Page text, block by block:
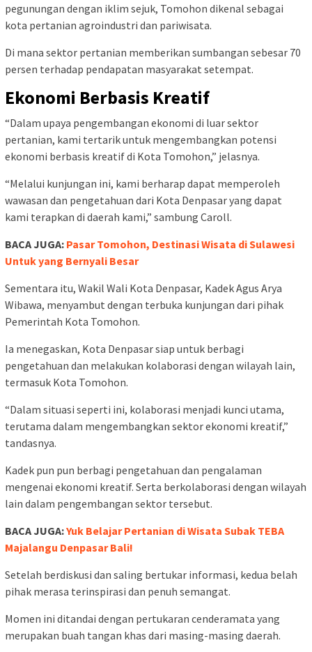
pegunungan dengan iklim sejuk, Tomohon dikenal sebagai
kota pertanian agroindustri dan pariwisata.
Di mana sektor pertanian memberikan sumbangan sebesar 70
persen terhadap pendapatan masyarakat setempat.
Ekonomi Berbasis Kreatif
“Dalam upaya pengembangan ekonomi di luar sektor
pertanian, kami tertarik untuk mengembangkan potensi
ekonomi berbasis kreatif di Kota Tomohon,” jelasnya.
“Melalui kunjungan ini, kami berharap dapat memperoleh
wawasan dan pengetahuan dari Kota Denpasar yang dapat
kami terapkan di daerah kami,” sambung Caroll.
BACA JUGA: Pasar Tomohon, Destinasi Wisata di Sulawesi
Untuk yang Bernyali Besar
Sementara itu, Wakil Wali Kota Denpasar, Kadek Agus Arya
Wibawa, menyambut dengan terbuka kunjungan dari pihak
Pemerintah Kota Tomohon.
Ia menegaskan, Kota Denpasar siap untuk berbagi
pengetahuan dan melakukan kolaborasi dengan wilayah lain,
termasuk Kota Tomohon.
“Dalam situasi seperti ini, kolaborasi menjadi kunci utama,
terutama dalam mengembangkan sektor ekonomi kreatif,”
tandasnya.
Kadek pun pun berbagi pengetahuan dan pengalaman
mengenai ekonomi kreatif. Serta berkolaborasi dengan wilayah
lain dalam pengembangan sektor tersebut.
BACA JUGA:Yuk Belajar Pertanian di Wisata Subak TEBA
Majalangu Denpasar Bali!
Setelah berdiskusi dan saling bertukar informasi, kedua belah
pihak merasa terinspirasi dan penuh semangat.
Momen ini ditandai dengan pertukaran cenderamata yang
merupakan buah tangan khas dari masing-masing daerah.